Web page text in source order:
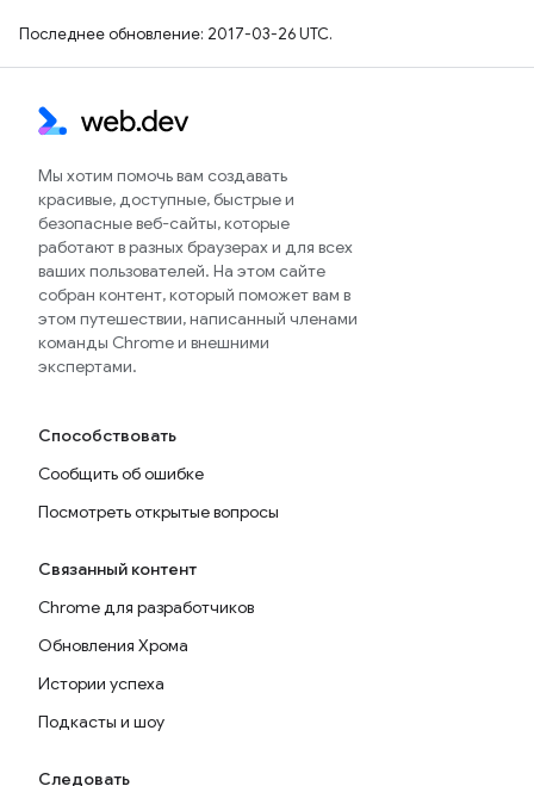
Последнее обновление: 2017-03-26 UTC.
Мы хотим помочь вам создавать
красивые, доступные, быстрые и
безопасные веб-сайты, которые
работают в разных браузерах и для всех
ваших пользователей. На этом сайте
собран контент, который поможет вам в
этом путешествии, написанный членами
команды Chrome и внешними
экспертами.
Способствовать
Сообщить об ошибке
Посмотреть открытые вопросы
Связанный контент
Chrome для разработчиков
Обновления Хрома
Истории успеха
Подкасты и шоу
Следовать